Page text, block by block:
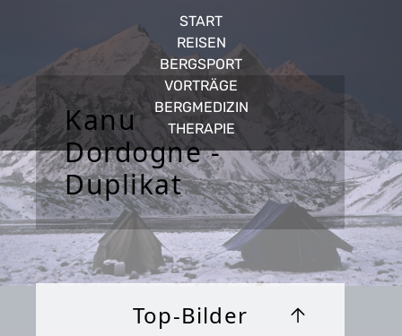
START
REISEN
BERGSPORT
VORTRÄGE
BERGMEDIZIN
THERAPIE
Kanu
Dordogne -
Duplikat
Top-Bilder